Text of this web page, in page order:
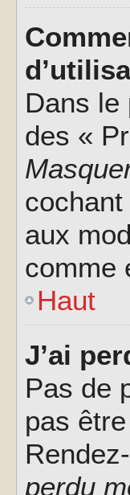
Dans le
des «
cochant
aux
comme
Haut
J’ai
Pas de
pas
perdu